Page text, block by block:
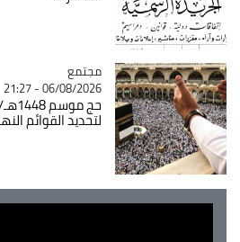
Catégorie
مجتمع
06/08/2026 - 21:27
لتحديد القوائم النهائية